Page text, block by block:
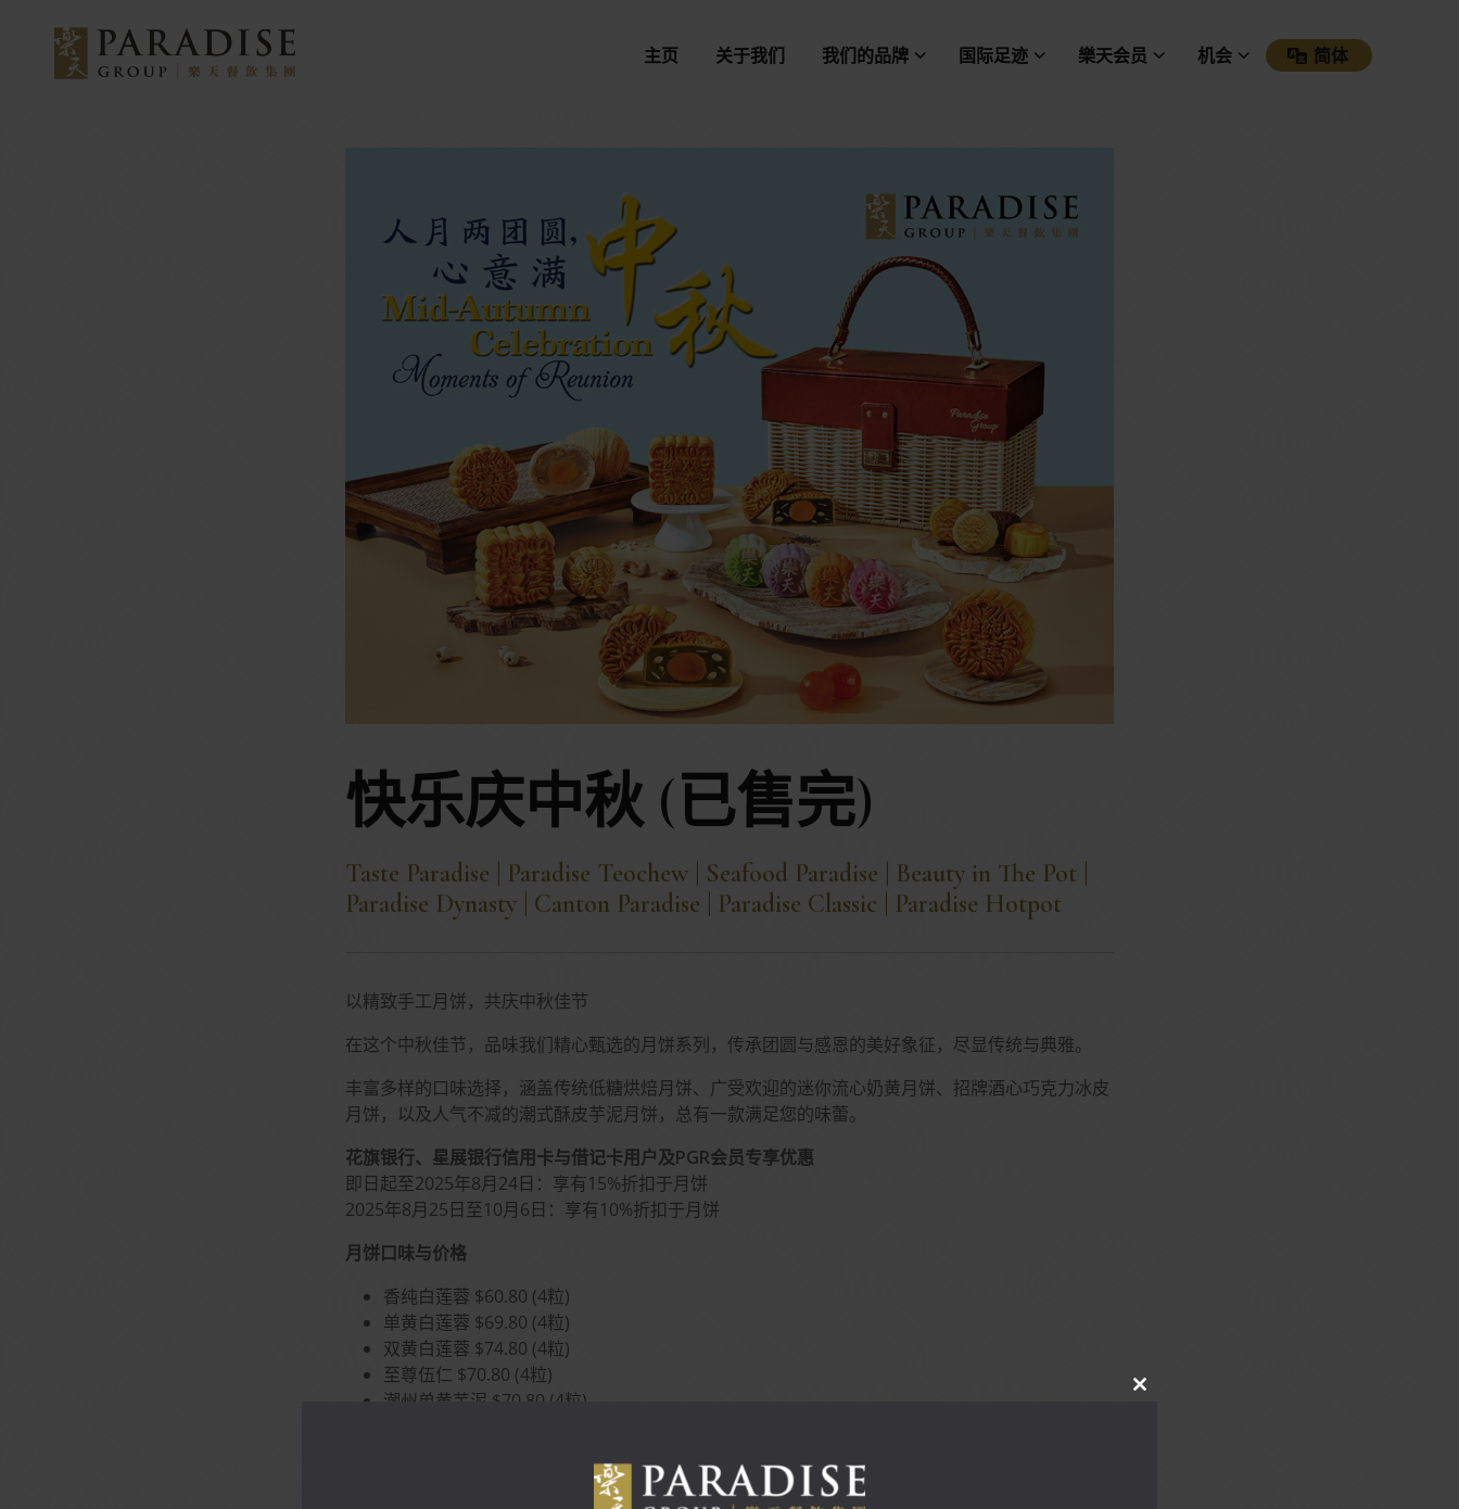
主页 关于我们 我们的品牌 国际足迹 樂天会员 机会 简体
快乐庆中秋 (已售完)
Taste Paradise | Paradise Teochew | Seafood Paradise | Beauty in The Pot |
Paradise Dynasty | Canton Paradise | Paradise Classic | Paradise Hotpot
以精致手工月饼，共庆中秋佳节
在这个中秋佳节，品味我们精心甄选的月饼系列，传承团圆与感恩的美好象征，尽显传统与典雅。
丰富多样的口味选择，涵盖传统低糖烘焙月饼、广受欢迎的迷你流心奶黄月饼、招牌酒心巧克力冰皮
月饼，以及人气不减的潮式酥皮芋泥月饼，总有一款满足您的味蕾。
花旗银行、星展银行信用卡与借记卡用户及PGR会员专享优惠
即日起至2025年8月24日：享有15%折扣于月饼
2025年8月25日至10月6日：享有10%折扣于月饼
月饼口味与价格
香纯白莲蓉 $60.80 (4粒)
单黄白莲蓉 $69.80 (4粒)
双黄白莲蓉 $74.80 (4粒)
至尊伍仁 $70.80 (4粒)
潮州单黄芋泥 $70.80 (4粒)
CLOSE